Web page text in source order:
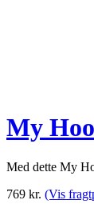
My
Med dette My
769 kr. (Vis